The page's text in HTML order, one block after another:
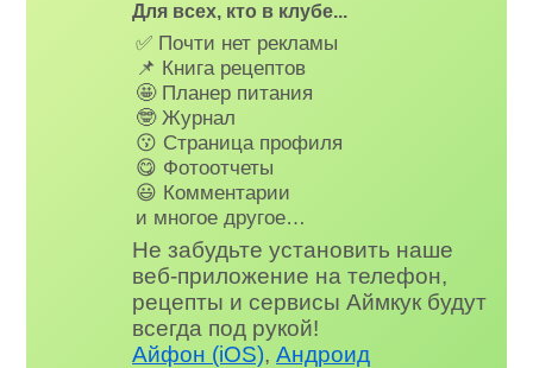
Для всех, кто в клубе...
✅ Почти нет рекламы
📌 Книга рецептов
🤩 Планер питания
🤓 Журнал
😗 Страница профиля
😋 Фотоотчеты
😃 Комментарии
и многое другое…
Не забудьте установить наше
веб-приложение на телефон,
рецепты и сервисы Аймкук будут
всегда под рукой!
Айфон (iOS),Андроид